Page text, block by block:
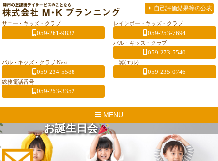
自己評価結果等の公表
サニー・キッズ・クラブ
059-261-9832
レインボー・キッズ・クラブ
059-253-7694
パル・キッズ・クラブ
059-273-5540
パル・キッズ・クラブ Next
059-234-5588
翼(エル)
059-235-0746
総務電話番号
059-253-3352
MENU
お誕生日会